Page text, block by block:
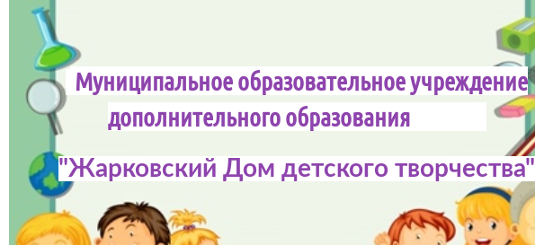
Муниципальное образовательное учреждение
дополнительного образования
"Жарковский Дом детского творчества"